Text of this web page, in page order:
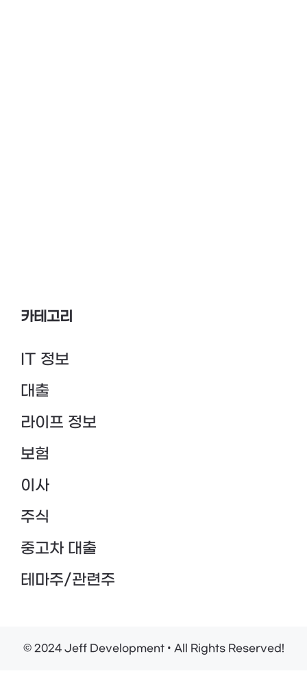
카테고리
IT 정보
대출
라이프 정보
보험
이사
주식
중고차 대출
테마주/관련주
© 2024 Jeff Development • All Rights Reserved!